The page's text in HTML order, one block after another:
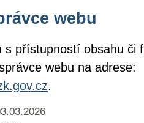
webu
s přístupností obsahu či
webu na adrese:
.